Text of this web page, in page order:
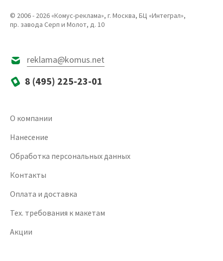
© 2006 - 2026 «Комус-реклама», г. Москва, БЦ «Интеграл»,
пр. завода Серп и Молот, д. 10
reklama@komus.net
8 (495) 225-23-01
О компании
Нанесение
Обработка персональных данных
Контакты
Оплата и доставка
Тех. требования к макетам
Акции